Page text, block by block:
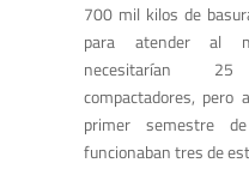
700 mil kilos de
para atender al
necesitarían 25
compactadores, pero
primer semestre
funcionaban tres de